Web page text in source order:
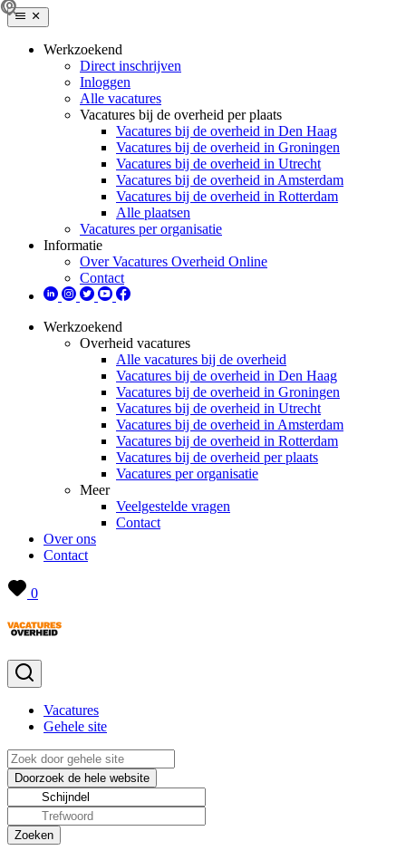
Werkzoekend
Direct inschrijven
Inloggen
Alle vacatures
Vacatures bij de overheid per plaats
Vacatures bij de overheid in Den Haag
Vacatures bij de overheid in Groningen
Vacatures bij de overheid in Utrecht
Vacatures bij de overheid in Amsterdam
Vacatures bij de overheid in Rotterdam
Alle plaatsen
Vacatures per organisatie
Informatie
Over Vacatures Overheid Online
Contact
Werkzoekend
Overheid vacatures
Alle vacatures bij de overheid
Vacatures bij de overheid in Den Haag
Vacatures bij de overheid in Groningen
Vacatures bij de overheid in Utrecht
Vacatures bij de overheid in Amsterdam
Vacatures bij de overheid in Rotterdam
Vacatures bij de overheid per plaats
Vacatures per organisatie
Meer
Veelgestelde vragen
Contact
Over ons
Contact
0
Vacatures
Gehele site